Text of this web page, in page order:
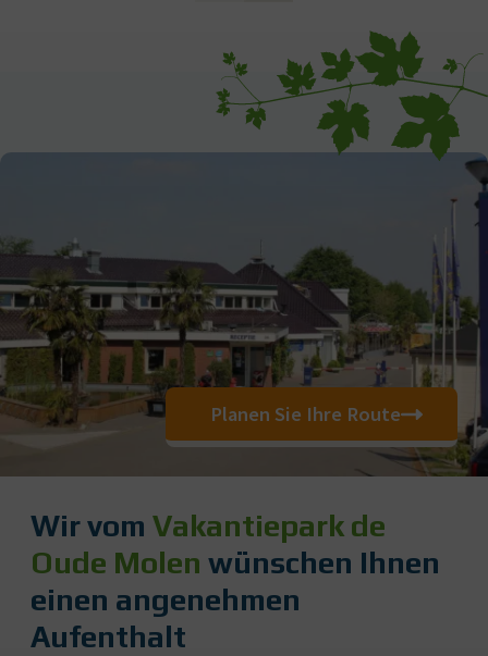
Wir vom Vakantiepark de
Oude Molen wünschen Ihnen
einen angenehmen
Aufenthalt
Planen Sie Ihre Route